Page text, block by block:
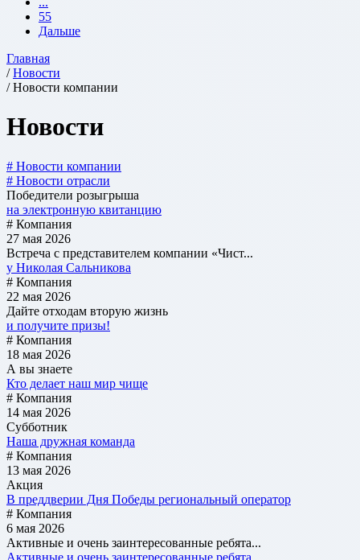
55
Дальше
Главная
/Новости
/ Новости компании
Новости
# Новости компании
# Новости отрасли
Победители розыгрыша
на электронную квитанцию
# Компания
27 мая 2026
Встреча с представителем компании «Чист...
у Николая Сальникова
# Компания
22 мая 2026
Дайте отходам вторую жизнь
и получите призы!
# Компания
18 мая 2026
А вы знаете
Кто делает наш мир чище
# Компания
14 мая 2026
Субботник
Наша дружная команда
# Компания
13 мая 2026
Акция
В преддверии Дня Победы региональный оператор
# Компания
6 мая 2026
Активные и очень заинтересованные ребята...
Активные и очень заинтересованные ребята